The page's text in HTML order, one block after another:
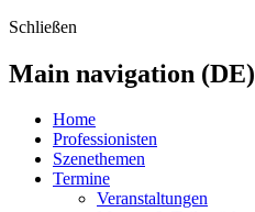
Schließen
Main navigation (DE)
Home
Professionisten
Szenethemen
Termine
Veranstaltungen